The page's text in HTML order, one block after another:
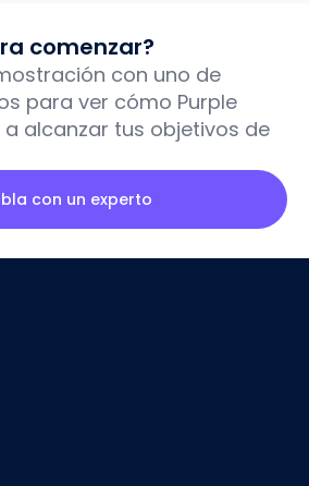
comenzar?
con uno de
para ver cómo Purple
alcanzar tus objetivos de
con un experto